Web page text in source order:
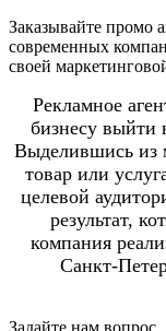
Заказывайте промо
современных
своей
Рекламное
бизнесу выйти
Выделившись из
товар или
целевой
результат,
компания
Санкт-
Задайте нам вопрос,